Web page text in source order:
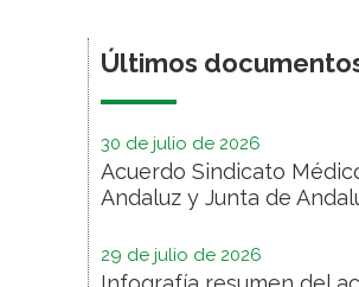
Últimos
30 de julio de 2026
Acuerdo Sindicato
Andaluz y Junta de
29 de julio de 2026